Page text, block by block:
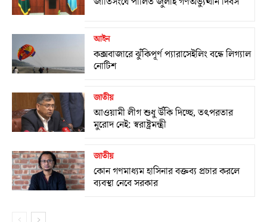
আইন
কক্সবাজারে ঝুঁকিপূর্ণ প্যারাসেইলিং বন্ধে লিগ্যাল
নোটিশ
জাতীয়
আওয়ামী লীগ শুধু উঁকি দিচ্ছে, তৎপরতার
মুরোদ নেই: স্বরাষ্ট্রমন্ত্রী
জাতীয়
কোন গণমাধ্যম হাসিনার বক্তব্য প্রচার করলে
ব্যবস্থা নেবে সরকার